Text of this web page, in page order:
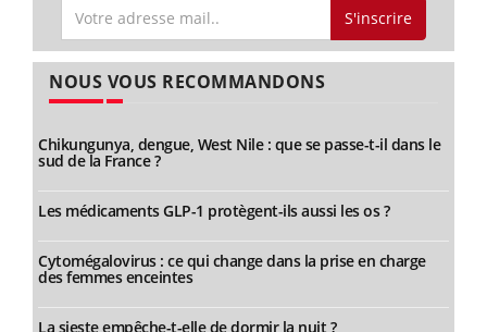
S'inscrire
NOUS VOUS RECOMMANDONS
Chikungunya, dengue, West Nile : que se passe-t-il dans le
sud de la France ?
Les médicaments GLP-1 protègent-ils aussi les os ?
Cytomégalovirus : ce qui change dans la prise en charge
des femmes enceintes
La sieste empêche-t-elle de dormir la nuit ?